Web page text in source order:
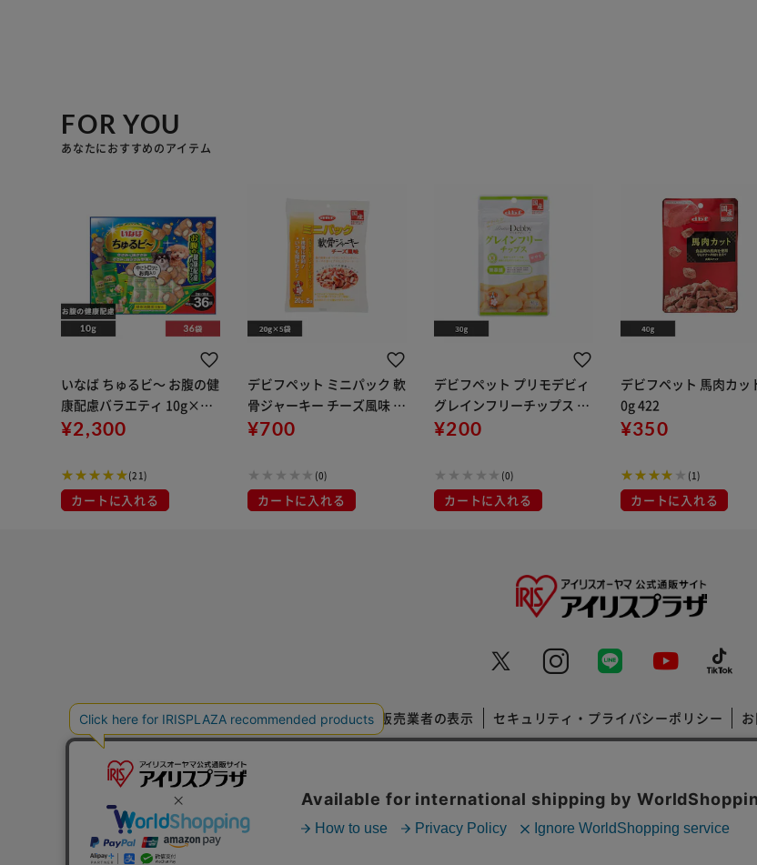
FOR YOU
あなたにおすすめのアイテム
いなば ちゅるビ～ お腹の健
康配慮バラエティ 10g×36
袋 犬 おやつ ドッグフード
¥2,300
(21)
カートに入れる
デビフペット ミニパック 軟
骨ジャーキー チーズ風味 1
00g(20g×5袋) 392
¥700
(0)
カートに入れる
デビフペット プリモデビィ
グレインフリーチップス サ
サミ 30g 5033
¥200
(0)
カートに入れる
デビフペット 馬肉カッ
0g 422
¥350
(1)
カートに入れる
特定商取引法に基づく通信販売業者の表示 セキュリティ・プライバシーポリシー